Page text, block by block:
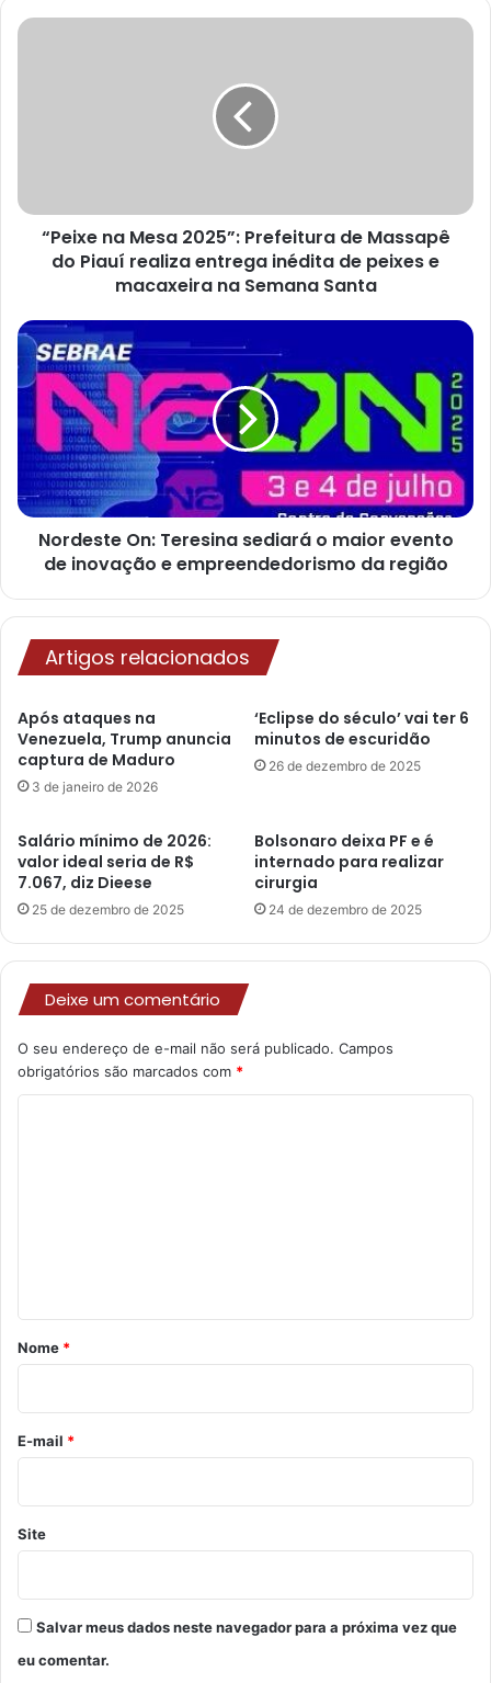
s
e
e
m
a
l
“Peixe na Mesa 2025”: Prefeitura de Massapê
do Piauí realiza entrega inédita de peixes e
macaxeira na Semana Santa
Nordeste On: Teresina sediará o maior evento
de inovação e empreendedorismo da região
Artigos relacionados
Após ataques na
Venezuela, Trump anuncia
captura de Maduro
3 de janeiro de 2026
‘Eclipse do século’ vai ter 6
minutos de escuridão
26 de dezembro de 2025
Salário mínimo de 2026:
valor ideal seria de R$
7.067, diz Dieese
25 de dezembro de 2025
Bolsonaro deixa PF e é
internado para realizar
cirurgia
24 de dezembro de 2025
Deixe um comentário
O seu endereço de e-mail não será publicado. Campos
obrigatórios são marcados com *
r
o
*
Nome *
E-mail *
Site
Salvar meus dados neste navegador para a próxima vez que
eu comentar.